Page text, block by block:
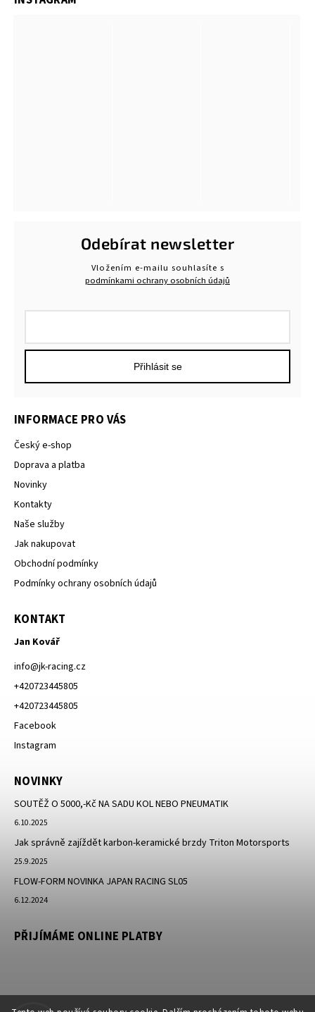
INFORMACE PRO VÁS
Český e-shop
Doprava a platba
Novinky
Kontakty
Naše služby
Jak nakupovat
Obchodní podmínky
Podmínky ochrany osobních údajů
KONTAKT
Jan Kovář
info@jk-racing.cz
+420723445805
+420723445805
Facebook
Instagram
NOVINKY
SOUTĚŽ O 5000,-Kč NA SADU KOL NEBO PNEUMATIK
6.10.2025
Jak správně zajíždět karbon-keramické brzdy Triton Motorsports
25.9.2025
FLOW-FORM NOVINKA JAPAN RACING SL05
6.12.2024
PŘIJÍMÁME ONLINE PLATBY
Odebírat newsletter
Vložením e-mailu souhlasíte s
podmínkami ochrany osobních údajů
Přihlásit se